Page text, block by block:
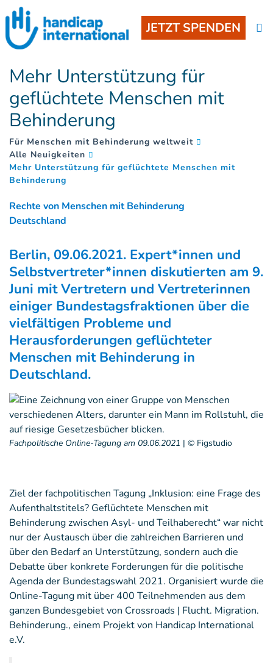
JETZT SPENDEN
Mehr Unterstützung für
geflüchtete Menschen mit
Behinderung
Für Menschen mit Behinderung weltweit
Alle Neuigkeiten
Mehr Unterstützung für geflüchtete Menschen mit
Behinderung
Rechte von Menschen mit Behinderung
Deutschland
Berlin, 09.06.2021. Expert*innen und
Selbstvertreter*innen diskutierten am 9.
Juni mit Vertretern und Vertreterinnen
einiger Bundestagsfraktionen über die
vielfältigen Probleme und
Herausforderungen geflüchteter
Menschen mit Behinderung in
Deutschland.
Fachpolitische Online-Tagung am 09.06.2021 | © Figstudio
Ziel der fachpolitischen Tagung „Inklusion: eine Frage des
Aufenthaltstitels? Geflüchtete Menschen mit
Behinderung zwischen Asyl- und Teilhaberecht“ war nicht
nur der Austausch über die zahlreichen Barrieren und
über den Bedarf an Unterstützung, sondern auch die
Debatte über konkrete Forderungen für die politische
Agenda der Bundestagswahl 2021. Organisiert wurde die
Online-Tagung mit über 400 Teilnehmenden aus dem
ganzen Bundesgebiet von Crossroads | Flucht. Migration.
Behinderung., einem Projekt von Handicap International
e.V.